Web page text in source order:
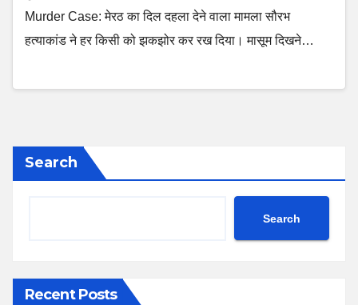
Murder Case: मेरठ का दिल दहला देने वाला मामला सौरभ
हत्याकांड ने हर किसी को झकझोर कर रख दिया। मासूम दिखने…
Search
Search
Recent Posts